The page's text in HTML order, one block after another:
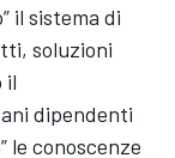
il sistema di
soluzioni
il
dipendenti
le conoscenze